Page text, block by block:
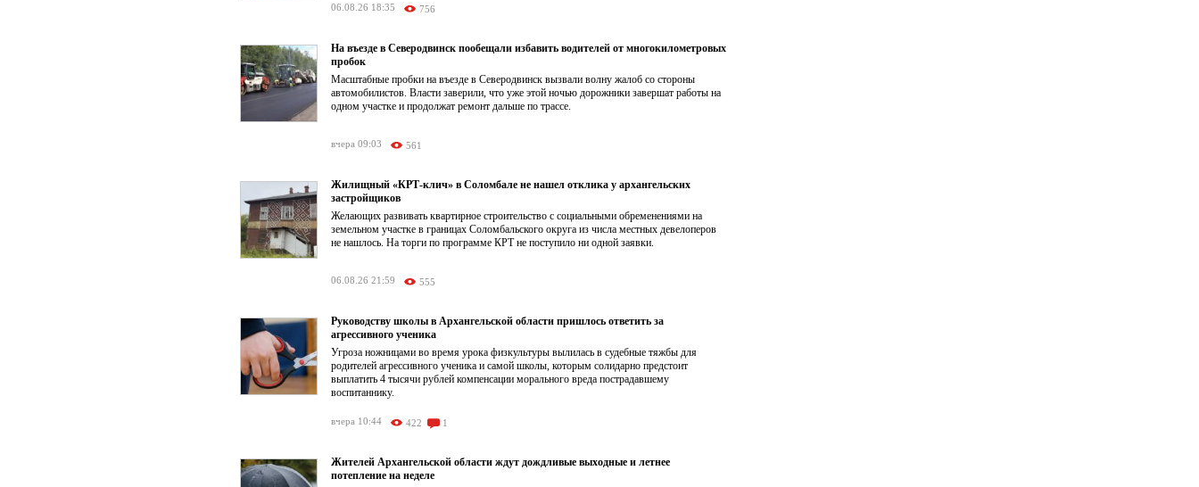
06.08.26 18:35 756
На въезде в Северодвинск пообещали избавить водителей от многокилометровых
пробок
Масштабные пробки на въезде в Северодвинск вызвали волну жалоб со стороны
автомобилистов. Власти заверили, что уже этой ночью дорожники завершат работы на
одном участке и продолжат ремонт дальше по трассе.
вчера 09:03 561
Жилищный «КРТ-клич» в Соломбале не нашел отклика у архангельских
застройщиков
Желающих развивать квартирное строительство с социальными обременениями на
земельном участке в границах Соломбальского округа из числа местных девелоперов
не нашлось. На торги по программе КРТ не поступило ни одной заявки.
06.08.26 21:59 555
Руководству школы в Архангельской области пришлось ответить за
агрессивного ученика
Угроза ножницами во время урока физкультуры вылилась в судебные тяжбы для
родителей агрессивного ученика и самой школы, которым солидарно предстоит
выплатить 4 тысячи рублей компенсации морального вреда пострадавшему
воспитаннику.
вчера 10:44 422 1
Жителей Архангельской области ждут дождливые выходные и летнее
потепление на неделе